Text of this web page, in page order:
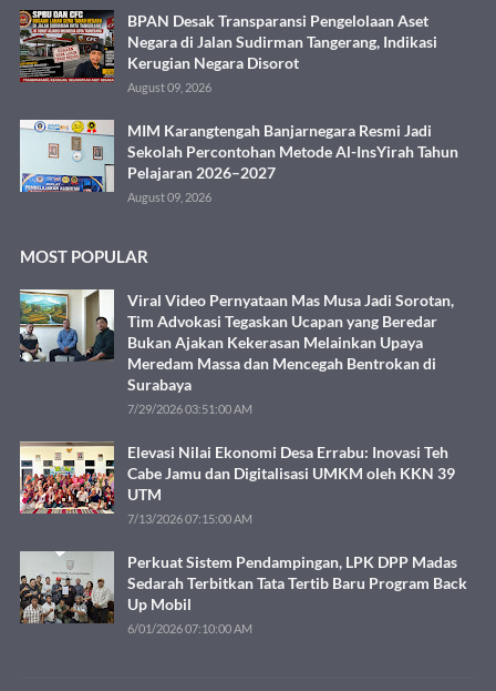
BPAN Desak Transparansi Pengelolaan Aset
Negara di Jalan Sudirman Tangerang, Indikasi
Kerugian Negara Disorot
August 09, 2026
MIM Karangtengah Banjarnegara Resmi Jadi
Sekolah Percontohan Metode Al-InsYirah Tahun
Pelajaran 2026–2027
August 09, 2026
MOST POPULAR
Viral Video Pernyataan Mas Musa Jadi Sorotan,
Tim Advokasi Tegaskan Ucapan yang Beredar
Bukan Ajakan Kekerasan Melainkan Upaya
Meredam Massa dan Mencegah Bentrokan di
Surabaya
7/29/2026 03:51:00 AM
Elevasi Nilai Ekonomi Desa Errabu: Inovasi Teh
Cabe Jamu dan Digitalisasi UMKM oleh KKN 39
UTM
7/13/2026 07:15:00 AM
Perkuat Sistem Pendampingan, LPK DPP Madas
Sedarah Terbitkan Tata Tertib Baru Program Back
Up Mobil
6/01/2026 07:10:00 AM